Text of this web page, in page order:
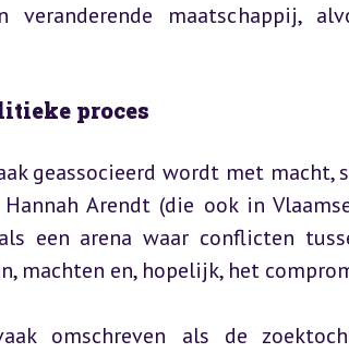
veranderende maatschappij,
proces
geassocieerd wordt met macht,
Arendt (die ook in
een arena waar conflicten
machten en, hopelijk, het
omschreven als de